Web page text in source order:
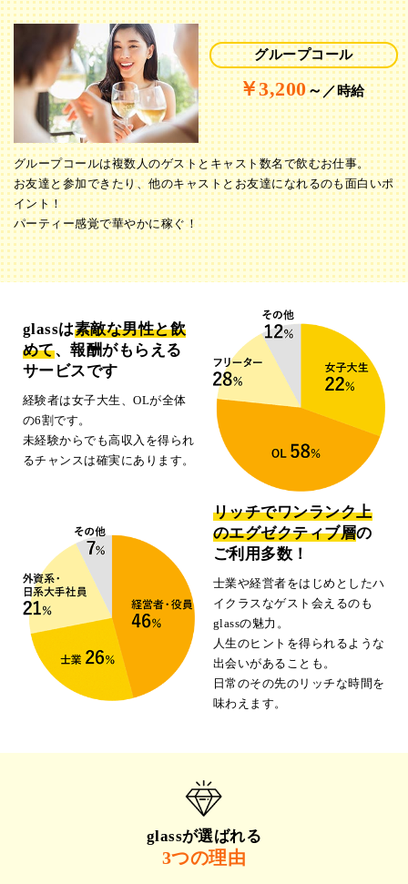
グループコール
￥3,200～／時給
グループコールは複数人のゲストとキャスト数名で飲むお仕事。
お友達と参加できたり、他のキャストとお友達になれるのも面白いポ
イント！
パーティー感覚で華やかに稼ぐ！
glassは素敵な男性と飲
めて、報酬がもらえる
サービスです
経験者は女子大生、OLが全体
の6割です。
未経験からでも高収入を得られ
るチャンスは確実にあります。
リッチでワンランク上
のエグゼクティブ層の
ご利用多数！
士業や経営者をはじめとしたハ
イクラスなゲスト会えるのも
glassの魅力。
人生のヒントを得られるような
出会いがあることも。
日常のその先のリッチな時間を
味わえます。
glassが選ばれる
3つの理由